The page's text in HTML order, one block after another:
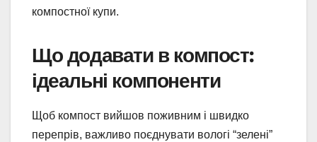
компостної купи.
Що додавати в компост:
ідеальні компоненти
Щоб компост вийшов поживним і швидко
перепрів, важливо поєднувати вологі “зелені”